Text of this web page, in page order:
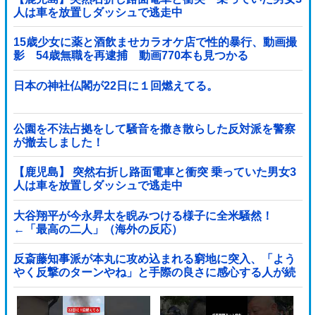
人は車を放置しダッシュで逃走中
15歳少女に薬と酒飲ませカラオケ店で性的暴行、動画撮
影 54歳無職を再逮捕 動画770本も見つかる
日本の神社仏閣が22日に１回燃えてる。
公園を不法占拠をして騒音を撒き散らした反対派を警察
が撤去しました！
【鹿児島】 突然右折し路面電車と衝突 乗っていた男女3
人は車を放置しダッシュで逃走中
大谷翔平が今永昇太を睨みつける様子に全米騒然！
←「最高の二人」（海外の反応）
反斎藤知事派が本丸に攻め込まれる窮地に突入、「よう
やく反撃のターンやね」と手際の良さに感心する人が続
出中他